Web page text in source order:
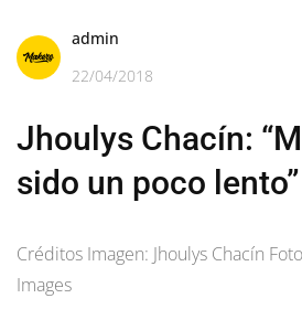
admin
22/04/2018
Jhoulys Chacín:
sido un poco lento”
Créditos Imagen: Jhoulys Chacín
Images